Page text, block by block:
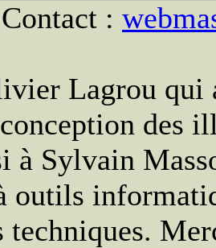
Contact :
Lagrou qui
des
à Sylvain
outils
techniques.